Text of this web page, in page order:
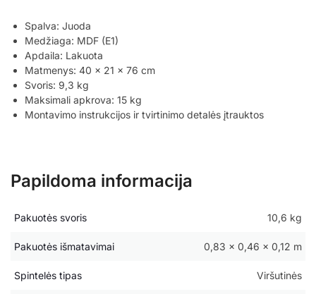
Spalva: Juoda
Medžiaga: MDF (E1)
Apdaila: Lakuota
Matmenys: 40 x 21 x 76 cm
Svoris: 9,3 kg
Maksimali apkrova: 15 kg
Montavimo instrukcijos ir tvirtinimo detalės įtrauktos
Papildoma informacija
Pakuotės svoris 10,6 kg
Pakuotės išmatavimai 0,83 × 0,46 × 0,12 m
Spintelės tipas Viršutinės